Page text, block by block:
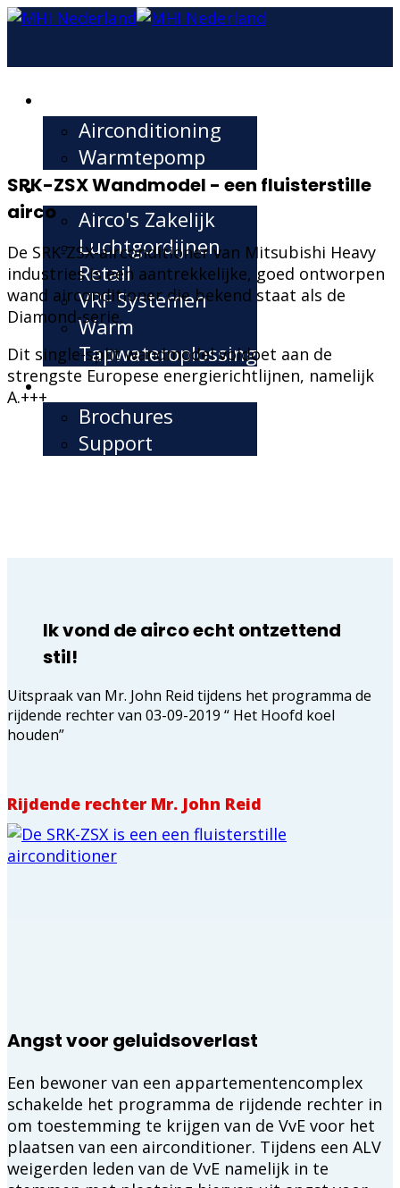
Airconditioning
Warmtepomp
Zakelijk
Airco's Zakelijk
Luchtgordijnen
Retail
VRF Systemen
Warm
Tapwateroplossingen
Support
Brochures
Support
SRK-ZSX Wandmodel - een fluisterstille
airco
De SRK-ZSX-airconditioner van Mitsubishi Heavy
industries is een aantrekkelijke, goed ontworpen
wand airconditioner die bekend staat als de
Diamond-serie.
Dit single-split wandmodel voldoet aan de
strengste Europese energierichtlijnen, namelijk
A.+++
Ik vond de airco echt ontzettend
stil!
Uitspraak van Mr. John Reid tijdens het programma de
rijdende rechter van 03-09-2019 “ Het Hoofd koel
houden”
Rijdende rechter Mr. John Reid
Angst voor geluidsoverlast
Een bewoner van een appartementencomplex
schakelde het programma de rijdende rechter in
om toestemming te krijgen van de VvE voor het
plaatsen van een airconditioner. Tijdens een ALV
weigerden leden van de VvE namelijk in te